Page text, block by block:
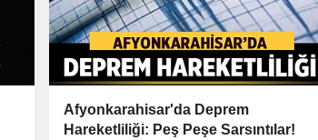
Afyonkarahisar'da Deprem
Hareketliliği: Peş Peşe Sarsıntılar!